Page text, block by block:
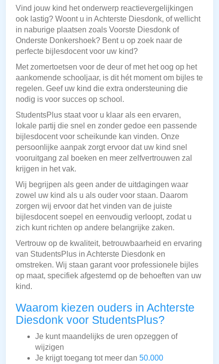
Vind jouw kind het onderwerp reactievergelijkingen
ook lastig? Woont u in Achterste Diesdonk, of wellicht
in naburige plaatsen zoals Voorste Diesdonk of
Onderste Donkershoek? Bent u op zoek naar de
perfecte bijlesdocent voor uw kind?
Met zomertoetsen voor de deur of met het oog op het
aankomende schooljaar, is dit hét moment om bijles te
regelen. Geef uw kind die extra ondersteuning die
nodig is voor succes op school.
StudentsPlus staat voor u klaar als een ervaren,
lokale partij die snel en zonder gedoe een passende
bijlesdocent voor scheikunde kan vinden. Onze
persoonlijke aanpak zorgt ervoor dat uw kind snel
vooruitgang zal boeken en meer zelfvertrouwen zal
krijgen in het vak.
Wij begrijpen als geen ander de uitdagingen waar
zowel uw kind als u als ouder voor staan. Daarom
zorgen wij ervoor dat het vinden van de juiste
bijlesdocent soepel en eenvoudig verloopt, zodat u
zich kunt richten op andere belangrijke zaken.
Vertrouw op de kwaliteit, betrouwbaarheid en ervaring
van StudentsPlus in Achterste Diesdonk en
omstreken. Wij staan garant voor professionele bijles
op maat, specifiek afgestemd op de behoeften van uw
kind.
Waarom kiezen ouders in Achterste
Diesdonk voor StudentsPlus?
Je kunt maandelijks de uren opzeggen of
wijzigen
Je krijgt toegang tot meer dan 50.000